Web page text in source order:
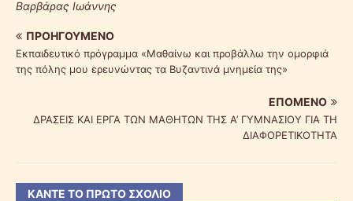
Βαρβάρας Ιωάννης
ΠΡΟΗΓΟΎΜΕΝΟ
Εκπαιδευτικό πρόγραμμα «Μαθαίνω και προβάλλω την ομορφιά
της πόλης μου ερευνώντας τα Βυζαντινά μνημεία της»
ΕΠΌΜΕΝΟ
ΔΡΑΣΕΙΣ ΚΑΙ ΕΡΓΑ ΤΩΝ ΜΑΘΗΤΩΝ ΤΗΣ Α’ ΓΥΜΝΑΣΙΟΥ ΓΙΑ ΤΗ
ΔΙΑΦΟΡΕΤΙΚΟΤΗΤΑ
ΚΆΝΤΕ ΤΟ ΠΡΏΤΟ ΣΧΌΛΙΟ